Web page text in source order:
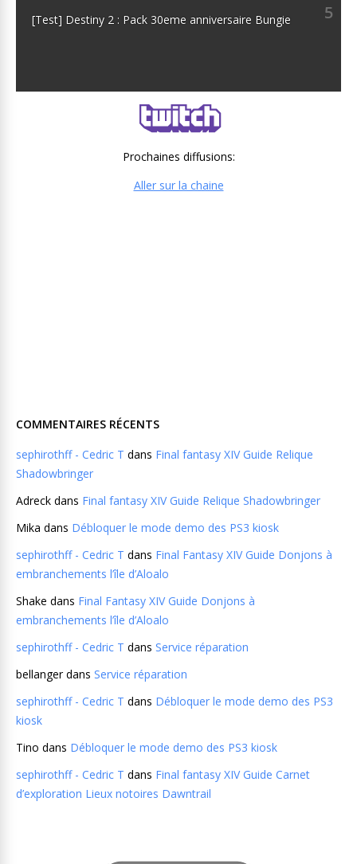
5
[Test] Destiny 2 : Pack 30eme anniversaire Bungie
Prochaines diffusions:
Aller sur la chaine
COMMENTAIRES RÉCENTS
sephirothff - Cedric T dans Final fantasy XIV Guide Relique
Shadowbringer
Adreck dans Final fantasy XIV Guide Relique Shadowbringer
Mika dans Débloquer le mode demo des PS3 kiosk
sephirothff - Cedric T dans Final Fantasy XIV Guide Donjons à
embranchements l’île d’Aloalo
Shake dans Final Fantasy XIV Guide Donjons à
embranchements l’île d’Aloalo
sephirothff - Cedric T dans Service réparation
bellangerdans Service réparation
sephirothff - Cedric T dans Débloquer le mode demo des PS3
kiosk
Tino dans Débloquer le mode demo des PS3 kiosk
sephirothff - Cedric T dans Final fantasy XIV Guide Carnet
d’exploration Lieux notoires Dawntrail